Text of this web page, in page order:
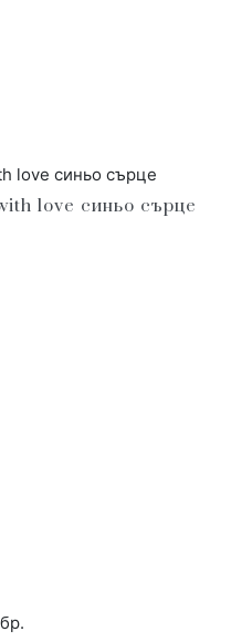
love синьо сърце